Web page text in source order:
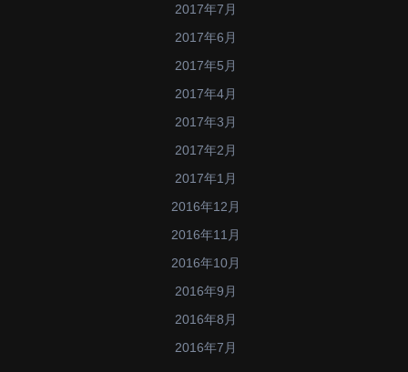
2017年7月
2017年6月
2017年5月
2017年4月
2017年3月
2017年2月
2017年1月
2016年12月
2016年11月
2016年10月
2016年9月
2016年8月
2016年7月